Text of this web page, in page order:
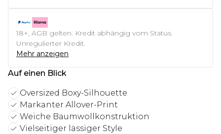
18+, AGB gelten. Kredit abhängig vom Status.
Unregulierter Kredit.
Mehr anzeigen
Auf einen Blick
Oversized Boxy-Silhouette
Markanter Allover-Print
Weiche Baumwollkonstruktion
Vielseitiger lässiger Style